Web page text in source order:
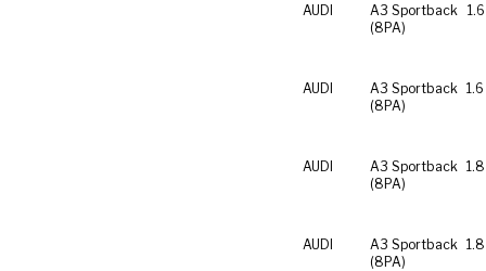
AUDI
A3 Sportback
(8PA)
AUDI
A3 Sportback
(8PA)
AUDI
A3 Sportback
(8PA)
AUDI
A3 Sportback
(8PA)